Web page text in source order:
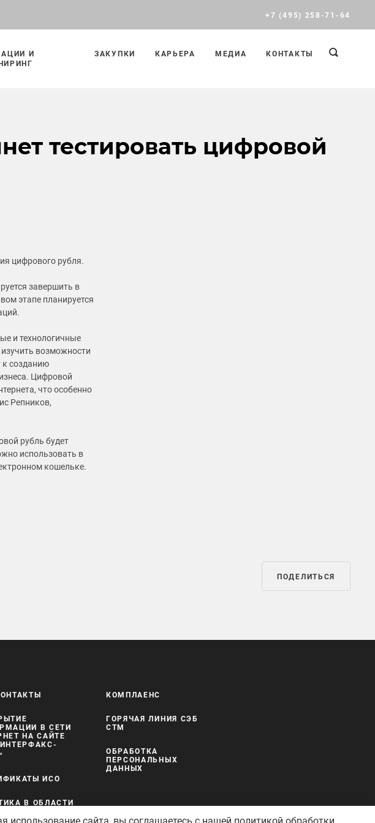
+7 (495) 258-71-64
И
ЗАКУПКИ КАРЬЕРА МЕДИА КОНТАКТЫ
тестировать цифровой
цифрового рубля.
завершить в
этапе планируется
и технологичные
возможности
к созданию
Цифровой
что особенно
Репников,
рубль будет
использовать в
кошельке.
ПОДЕЛИТЬСЯ
В СЕТИ
НА САЙТЕ
ИСО
В ОБЛАСТИ
КОМПЛАЕНС
ГОРЯЧАЯ ЛИНИЯ СЭБ
СТМ
ОБРАБОТКА
ПЕРСОНАЛЬНЫХ
ДАННЫХ